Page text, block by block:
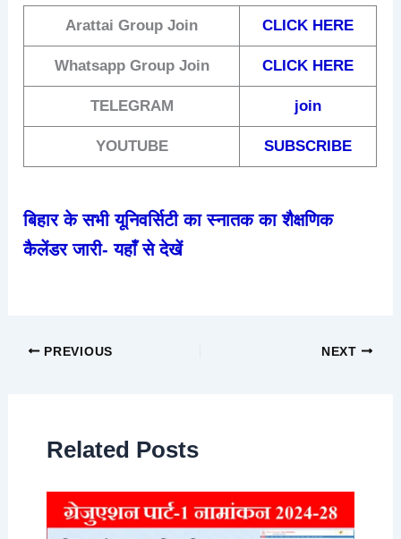
Arattai Group Join CLICK HERE
Whatsapp Group Join CLICK HERE
TELEGRAM join
YOUTUBE SUBSCRIBE
बिहार के सभी यूनिवर्सिटी का स्नातक का शैक्षणिक
कैलेंडर जारी- यहाँ से देखें
PREVIOUS NEXT
Related Posts